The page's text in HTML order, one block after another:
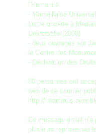
l’Humanité
- Marseillaise
Lettre ouverte à
Universelle (2000)
- deux ouvrages sur
le Centre des
- Déclaration des
80 personnes ont
web de ce courrier
http://unanimus.over-
Ce message email
plusieurs reprises via